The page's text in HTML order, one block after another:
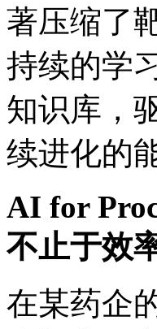
著压缩了
持续的学
知识库
续进化的
AI for
不止于效
在某药企的